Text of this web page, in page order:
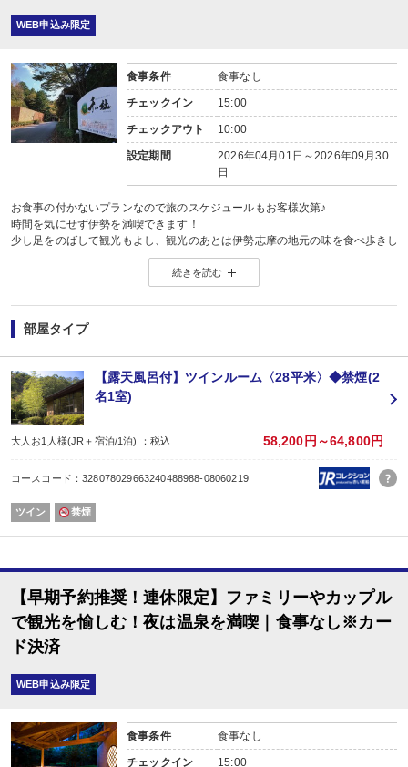
WEB申込み限定
食事条件 食事なし
チェックイン 15:00
チェックアウト 10:00
設定期間
2026年04月01日～2026年09月30
日
お食事の付かないプランなので旅のスケジュールもお客様次第♪
時間を気にせず伊勢を満喫できます！
少し足をのばして観光もよし、観光のあとは伊勢志摩の地元の味を食べ歩きし
というアクティブな方にもおすすめです♪
千の杜は最寄りの宇治山田駅からお車で約15分。
観光にもビジネスにも、用途に合わせたご宿泊を！
※本プランにはお食事は含まれておりません。追加でのお申し込みは致しかね
あらかじめご了承くださいませ。
※２泊目以降のお部屋のお掃除はございません。
《お風呂のご案内》
◆大浴場（沸かし湯）、露天風呂（温泉）
ご利用時間/15：00〜23：00 6：00〜9：00
大浴場の露天風呂のみ温泉でございます。
《貸切露天風呂のご案内》※沸かし湯
自然の中に佇む露天風呂は、杜を独り占めしたかのような贅沢な時間をお過ご
※ご予約は直接当館までご連絡をお願いいたします
《新美里温泉・長寿の湯》
泉質：アルカリ単純泉（低張性アルカリ性低温泉）
アルカリ度が高く美肌効果が高い温泉と言われています。
★送迎に関して★
（要事前予約制）
状況により便が出ない場合がございます。予めご了承くださいませ。
バス乗り場などの詳細は千の杜ホームページをご確認くださいますようお願い
■おタバコを吸われる方へ
★愛知、三重、富山、愛媛、山梨で17の旅館【記念日の宿 海栄 RYOKANS
続きを読む
部屋タイプ
【露天風呂付】ツインルーム〈28平米〉◆禁煙(2
名1室)
大人お1人様(JR＋宿泊/1泊) ：税込 58,200円～64,800円
コースコード：328078029663240488988-08060219
ツイン 禁煙
【早期予約推奨！連休限定】ファミリーやカップル
で観光を愉しむ！夜は温泉を満喫｜食事なし※カー
ド決済
WEB申込み限定
食事条件 食事なし
チェックイン 15:00